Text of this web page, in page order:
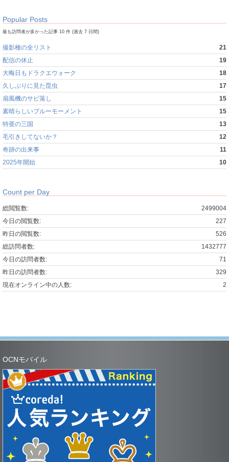
Popular Posts
最も訪問者が多かった記事 10 件 (過去 7 日間)
撮影種の全リスト
21
配信の休止
19
大晦日もドラクエウォーク
18
久しぶりに見た昆虫
17
扇風機のサビ落し
15
素晴らしいブルーモーメント
15
特亜の三国
13
毛引きしてないか？
12
奇跡の出来事
11
2025年開始
10
Count per Day
2499004
総閲覧数:
227
今日の閲覧数:
526
昨日の閲覧数:
1432777
総訪問者数:
71
今日の訪問者数:
329
昨日の訪問者数:
2
現在オンライン中の人数:
OCNモバイル